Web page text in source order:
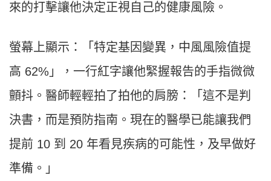
來的打擊讓他決定正視自己的健康風險。
螢幕上顯示：「特定基因變異，中風風險值提
高 62%」，一行紅字讓他緊握報告的手指微微
顫抖。醫師輕輕拍了拍他的肩膀：「這不是判
決書，而是預防指南。現在的醫學已能讓我們
提前 10 到 20 年看見疾病的可能性，及早做好
準備。」